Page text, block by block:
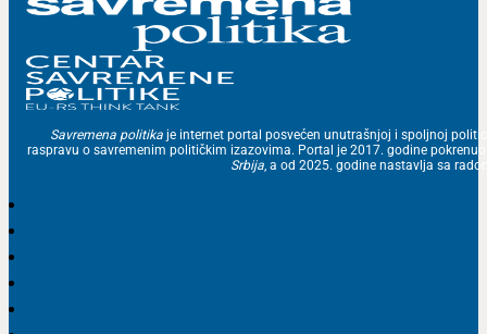
Savremena politika je internet portal posvećen unutrašnjoj i spoljnoj
raspravu o savremenim političkim izazovima. Portal je 2017. godine
Srbija, a od 2025. godine nastavlja sa